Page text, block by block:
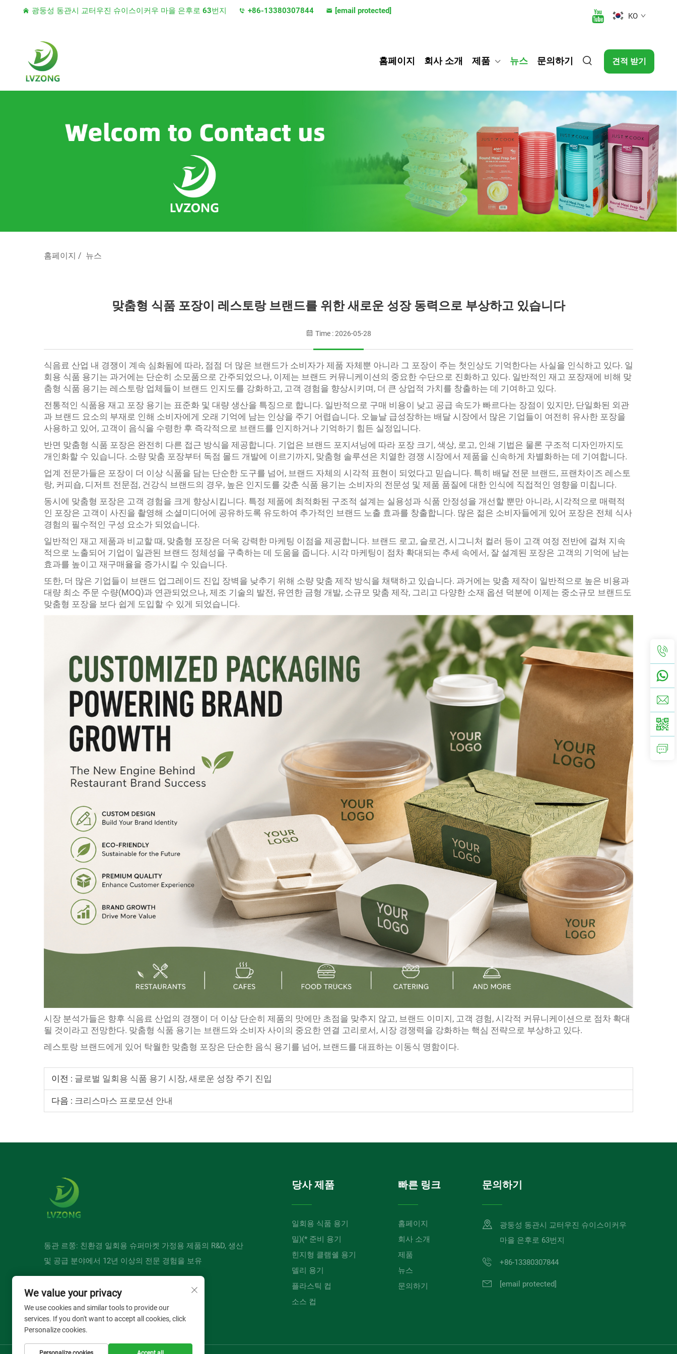
광둥성 동관시 교터우진 슈이스이커우 마을 은후로 63번지 +86-13380307844 [email protected]
KO
홈페이지 회사 소개 제품 뉴스 문의하기 견적 받기
홈페이지 / 뉴스
맞춤형 식품 포장이 레스토랑 브랜드를 위한 새로운 성장 동력으로 부상하고 있습니다
Time : 2026-05-28
식음료 산업 내 경쟁이 계속 심화됨에 따라, 점점 더 많은 브랜드가 소비자가 제품 자체뿐 아니라 그 포장이 주는 첫인상도 기억한다는 사실을 인식하고 있다. 일
회용 식품 용기는 과거에는 단순히 소모품으로 간주되었으나, 이제는 브랜드 커뮤니케이션의 중요한 수단으로 진화하고 있다. 일반적인 재고 포장재에 비해 맞
춤형 식품 용기는 레스토랑 업체들이 브랜드 인지도를 강화하고, 고객 경험을 향상시키며, 더 큰 상업적 가치를 창출하는 데 기여하고 있다.
전통적인 식품용 재고 포장 용기는 표준화 및 대량 생산을 특징으로 합니다. 일반적으로 구매 비용이 낮고 공급 속도가 빠르다는 장점이 있지만, 단일화된 외관
과 브랜드 요소의 부재로 인해 소비자에게 오래 기억에 남는 인상을 주기 어렵습니다. 오늘날 급성장하는 배달 시장에서 많은 기업들이 여전히 유사한 포장을
사용하고 있어, 고객이 음식을 수령한 후 즉각적으로 브랜드를 인지하거나 기억하기 힘든 실정입니다.
반면 맞춤형 식품 포장은 완전히 다른 접근 방식을 제공합니다. 기업은 브랜드 포지셔닝에 따라 포장 크기, 색상, 로고, 인쇄 기법은 물론 구조적 디자인까지도
개인화할 수 있습니다. 소량 맞춤 포장부터 독점 몰드 개발에 이르기까지, 맞춤형 솔루션은 치열한 경쟁 시장에서 제품을 신속하게 차별화하는 데 기여합니다.
업계 전문가들은 포장이 더 이상 식품을 담는 단순한 도구를 넘어, 브랜드 자체의 시각적 표현이 되었다고 믿습니다. 특히 배달 전문 브랜드, 프랜차이즈 레스토
랑, 커피숍, 디저트 전문점, 건강식 브랜드의 경우, 높은 인지도를 갖춘 식품 용기는 소비자의 전문성 및 제품 품질에 대한 인식에 직접적인 영향을 미칩니다.
동시에 맞춤형 포장은 고객 경험을 크게 향상시킵니다. 특정 제품에 최적화된 구조적 설계는 실용성과 식품 안정성을 개선할 뿐만 아니라, 시각적으로 매력적
인 포장은 고객이 사진을 촬영해 소셜미디어에 공유하도록 유도하여 추가적인 브랜드 노출 효과를 창출합니다. 많은 젊은 소비자들에게 있어 포장은 전체 식사
경험의 필수적인 구성 요소가 되었습니다.
일반적인 재고 제품과 비교할 때, 맞춤형 포장은 더욱 강력한 마케팅 이점을 제공합니다. 브랜드 로고, 슬로건, 시그니처 컬러 등이 고객 여정 전반에 걸쳐 지속
적으로 노출되어 기업이 일관된 브랜드 정체성을 구축하는 데 도움을 줍니다. 시각 마케팅이 점차 확대되는 추세 속에서, 잘 설계된 포장은 고객의 기억에 남는
효과를 높이고 재구매율을 증가시킬 수 있습니다.
또한, 더 많은 기업들이 브랜드 업그레이드 진입 장벽을 낮추기 위해 소량 맞춤 제작 방식을 채택하고 있습니다. 과거에는 맞춤 제작이 일반적으로 높은 비용과
대량 최소 주문 수량(MOQ)과 연관되었으나, 제조 기술의 발전, 유연한 금형 개발, 소규모 맞춤 제작, 그리고 다양한 소재 옵션 덕분에 이제는 중소규모 브랜드도
맞춤형 포장을 보다 쉽게 도입할 수 있게 되었습니다.
시장 분석가들은 향후 식음료 산업의 경쟁이 더 이상 단순히 제품의 맛에만 초점을 맞추지 않고, 브랜드 이미지, 고객 경험, 시각적 커뮤니케이션으로 점차 확대
될 것이라고 전망한다. 맞춤형 식품 용기는 브랜드와 소비자 사이의 중요한 연결 고리로서, 시장 경쟁력을 강화하는 핵심 전략으로 부상하고 있다.
레스토랑 브랜드에게 있어 탁월한 맞춤형 포장은 단순한 음식 용기를 넘어, 브랜드를 대표하는 이동식 명함이다.
이전 : 글로벌 일회용 식품 용기 시장, 새로운 성장 주기 진입
다음 : 크리스마스 프로모션 안내
동관 르쭝: 친환경 일회용 슈퍼마켓 가정용 제품의 R&D, 생산
및 공급 분야에서 12년 이상의 전문 경험을 보유
당사 제품
일회용 식품 용기
밀)(* 준비 용기
힌지형 클램쉘 용기
델리 용기
플라스틱 컵
소스 컵
빠른 링크
홈페이지
회사 소개
제품
뉴스
문의하기
문의하기
광둥성 동관시 교터우진 슈이스이커우
마을 은후로 63번지
+86-13380307844
[email protected]
We value your privacy
We use cookies and similar tools to provide our
services. If you don't want to accept all cookies, click
Personalize cookies.